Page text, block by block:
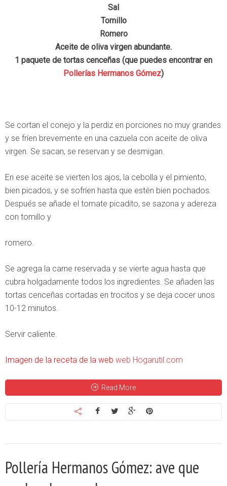
Sal
Tomillo
Romero
Aceite de oliva virgen abundante.
1 paquete de tortas cenceñas (que puedes encontrar en
Pollerías Hermanos Gómez)
Se cortan el conejo y la perdiz en porciones no muy grandes
y se fríen brevemente en una cazuela con aceite de oliva
virgen. Se sacan, se reservan y se desmigan.
En ese aceite se vierten los ajos, la cebolla y el pimiento,
bien picados, y se sofríen hasta que estén bien pochados.
Después se añade el tomate picadito, se sazona y adereza
con tomillo y
romero.
Se agrega la carne reservada y se vierte agua hasta que
cubra holgadamente todos los ingredientes. Se añaden las
tortas cenceñas cortadas en trocitos y se deja cocer unos
10-12 minutos.
Servir caliente.
Imagen de la receta de la web web Hogarutil.com
Read More
Pollería Hermanos Gómez: ave que